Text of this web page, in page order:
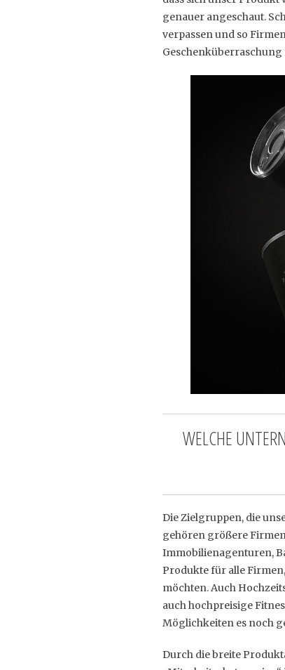
genauer angeschaut.
verpassen und so
Geschenküberraschung
WELCHE
Die Zielgruppen, die
gehören größere
Immobilienagenturen,
Produkte für alle
möchten. Auch
auch hochpreisige
Möglichkeiten es noch
Durch die breite